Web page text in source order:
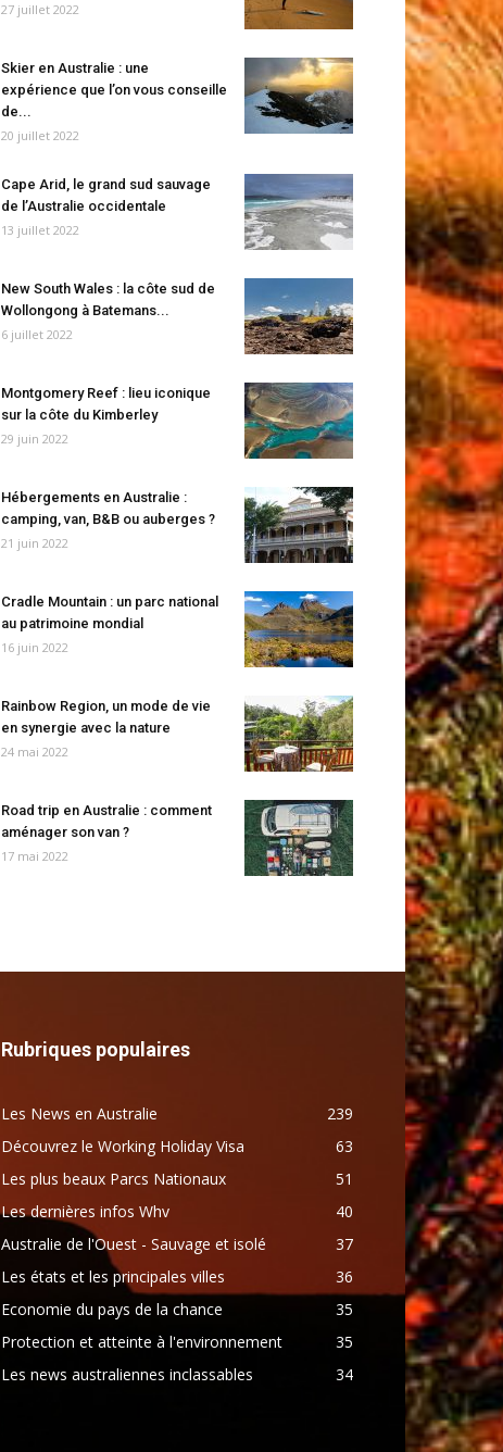
27 juillet 2022
Skier en Australie : une
expérience que l’on vous conseille
de...
20 juillet 2022
Cape Arid, le grand sud sauvage
de l’Australie occidentale
13 juillet 2022
New South Wales : la côte sud de
Wollongong à Batemans...
6 juillet 2022
Montgomery Reef : lieu iconique
sur la côte du Kimberley
29 juin 2022
Hébergements en Australie :
camping, van, B&B ou auberges ?
21 juin 2022
Cradle Mountain : un parc national
au patrimoine mondial
16 juin 2022
Rainbow Region, un mode de vie
en synergie avec la nature
24 mai 2022
Road trip en Australie : comment
aménager son van ?
17 mai 2022
Rubriques populaires
Les News en Australie
239
Découvrez le Working Holiday Visa
63
Les plus beaux Parcs Nationaux
51
Les dernières infos Whv
40
Australie de l'Ouest - Sauvage et isolé
37
Les états et les principales villes
36
Economie du pays de la chance
35
Protection et atteinte à l'environnement
35
Les news australiennes inclassables
34